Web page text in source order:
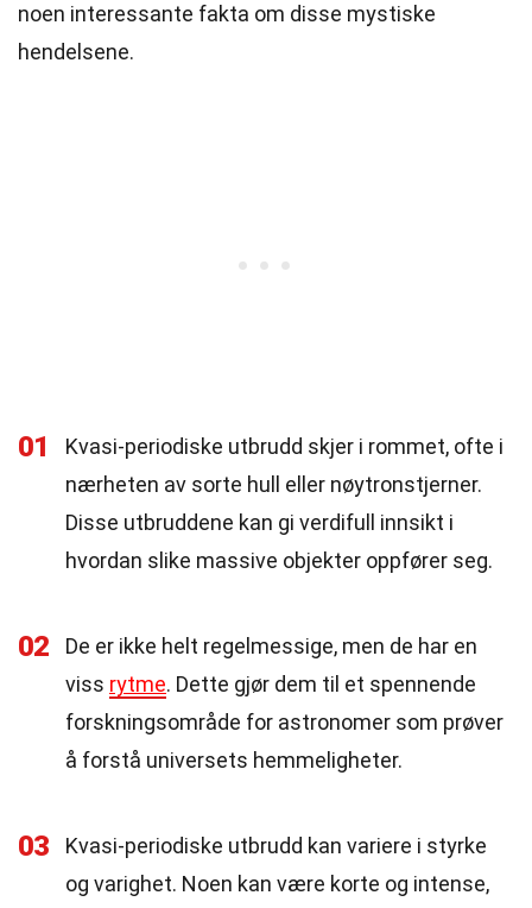
noen interessante fakta om disse mystiske
hendelsene.
01
Kvasi-periodiske utbrudd skjer i rommet, ofte i
nærheten av sorte hull eller nøytronstjerner.
Disse utbruddene kan gi verdifull innsikt i
hvordan slike massive objekter oppfører seg.
02
De er ikke helt regelmessige, men de har en
viss rytme. Dette gjør dem til et spennende
forskningsområde for astronomer som prøver
å forstå universets hemmeligheter.
03
Kvasi-periodiske utbrudd kan variere i styrke
og varighet. Noen kan være korte og intense,